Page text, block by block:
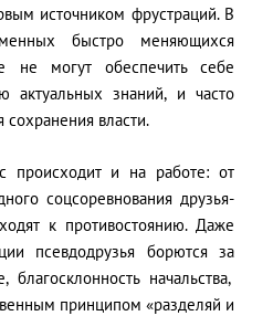
источником фрустраций. В
быстро меняющихся
не могут обеспечить себе
актуальных знаний, и часто
власти.
происходит и на работе: от
соцсоревнования друзья-
к противостоянию. Даже
псевдодрузья борются за
начальства,
принципом «разделяй и